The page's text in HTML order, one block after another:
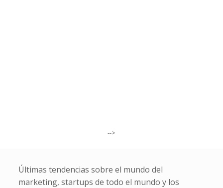
-->
Últimas tendencias sobre el mundo del
marketing, startups de todo el mundo y los